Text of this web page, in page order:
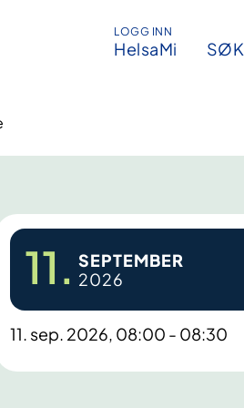
LOGG INN
HelsaMi SØK
11. SEPTEMBER
2026
11. sep. 2026, 08:00 - 08:30